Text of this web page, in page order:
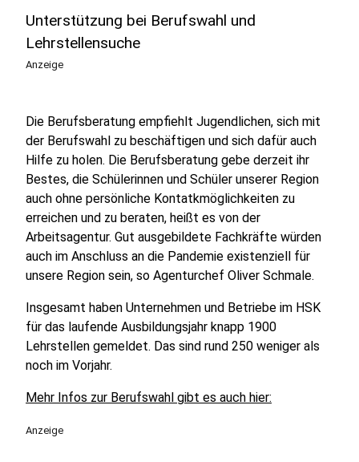
Unterstützung bei Berufswahl und
Lehrstellensuche
Anzeige
Die Berufsberatung empfiehlt Jugendlichen, sich mit
der Berufswahl zu beschäftigen und sich dafür auch
Hilfe zu holen. Die Berufsberatung gebe derzeit ihr
Bestes, die Schülerinnen und Schüler unserer Region
auch ohne persönliche Kontatkmöglichkeiten zu
erreichen und zu beraten, heißt es von der
Arbeitsagentur. Gut ausgebildete Fachkräfte würden
auch im Anschluss an die Pandemie existenziell für
unsere Region sein, so Agenturchef Oliver Schmale.
Insgesamt haben Unternehmen und Betriebe im HSK
für das laufende Ausbildungsjahr knapp 1900
Lehrstellen gemeldet. Das sind rund 250 weniger als
noch im Vorjahr.
Mehr Infos zur Berufswahl gibt es auch hier:
Anzeige